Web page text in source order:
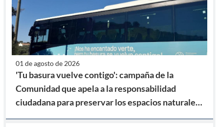
01 de agosto de 2026
'Tu basura vuelve contigo': campaña de la
Comunidad que apela a la responsabilidad
ciudadana para preservar los espacios naturales